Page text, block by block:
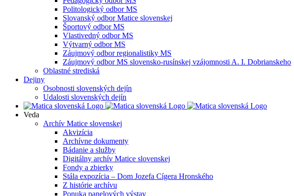
Politologický odbor MS
Slovanský odbor Matice slovenskej
Športový odbor MS
Vlastivedný odbor MS
Výtvarný odbor MS
Záujmový odbor regionalistiky MS
Záujmový odbor MS slovensko-rusínskej vzájomnosti A. I. Dobrianskeho
Oblastné strediská
Dejiny
Osobnosti slovenských dejín
Udalosti slovenských dejín
Veda
Archív Matice slovenskej
Akvizícia
Archívne dokumenty
Bádanie a služby
Digitálny archív Matice slovenskej
Fondy a zbierky
Stála expozícia – Dom Jozefa Cígera Hronského
Z histórie archívu
Ponuka panelových výstav